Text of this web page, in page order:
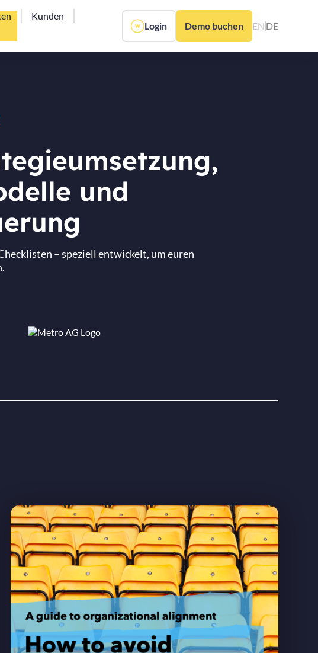
Kunden
Login Demo buchen EN DE
und
– speziell entwickelt, um euren